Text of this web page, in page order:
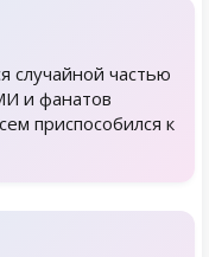
случайной частью
и фанатов
приспособился к